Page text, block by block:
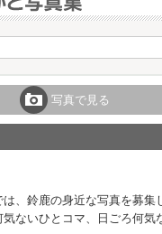
写真で見る
、鈴鹿の身近な写真を募集
ないひとコマ、日ごろ何気